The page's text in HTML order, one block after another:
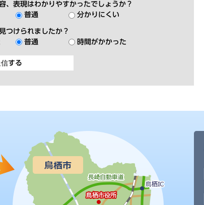
、表現はわかりやすかったでしょうか？
普通 分かりにくい
つけられましたか？
普通 時間がかかった